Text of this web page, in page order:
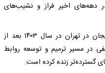
دهه‌های اخیر فراز و نشیب‌های
بازگشایی مجدد سفارت جمهوری آذربایجان در تهران در سال ۱۴۰۳ بعد از
۱۴۰۱، نقطه عطفی در مسیر ترمیم و توسعه روابط
گسترده‌تر زنده کرده است.